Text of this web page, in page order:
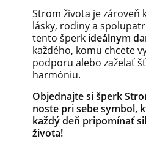
Strom života je zároveň
lásky, rodiny a
tento šperk ideálnym
každého, komu chcete
podporu alebo zaželať
harmóniu.
Objednajte si šperk
noste pri sebe symbol,
každý deň pripomínať
života!